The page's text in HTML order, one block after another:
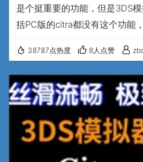
是个挺重要的功能，但是3DS
括PC版的citra都没有这个功能
方便，特别是在玩RPG游戏打
要打很长时间，我就遇到过打
取档，能避免一时脑残或者手
以战斗中多用即时存档功能是
测试了一下，《精…
38787点热度 8人点赞